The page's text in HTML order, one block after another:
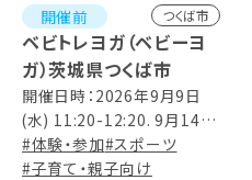
開催前 つくば市
ベビトレヨガ（ベビーヨ
ガ）茨城県つくば市
開催日時：2026年9月9日
(水) 11:20-12:20. 9月14日
(月) 11:20-12:20
#体験・参加#スポーツ
#子育て・親子向け